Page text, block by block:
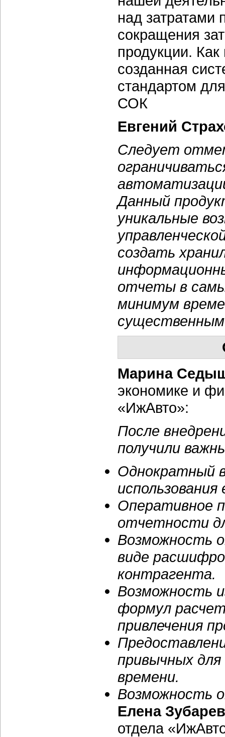
над затратами
сокращения
продукции.
созданная
стандартом
СОК
Евгений
Следует
Данный
уникальные
создать
отчеты в
минимум
Марина
экономике и
«ИжАвто»:
После
получили
Однократный
Оперативное
отчетности
Возможность
виде
контрагента.
Возможность
формул
привлечения
привычных
времени.
Возможность
Елена
отдела